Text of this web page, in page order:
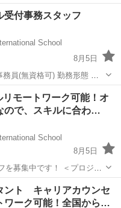
下ごしらえ 3.調理スタート
受付事務スタッフ
School
8月5日
本
給:220,000円~250,000円+職能手当、プレ手当 【賞与】あ...
モートワーク可能！オ
ので、スキルに合わ…
School
8月5日
募集中です！ ＜プロジェ
・運用・保守 ・ネットワー
自動運転、モデルベース開発
ント キャリアカウンセ
ーク可能！全国から…